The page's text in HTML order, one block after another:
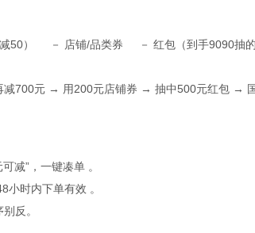
50） － 店铺/品类券 － 红包（到手9090抽
700元 → 用200元店铺券 → 抽中500元红包 →
减”，一键凑单 。
时内下单有效 。
反。